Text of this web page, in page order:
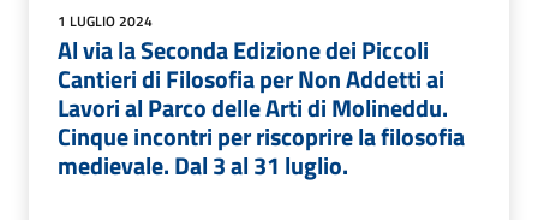
1 LUGLIO 2024
Al via la Seconda Edizione dei Piccoli
Cantieri di Filosofia per Non Addetti ai
Lavori al Parco delle Arti di Molineddu.
Cinque incontri per riscoprire la filosofia
medievale. Dal 3 al 31 luglio.